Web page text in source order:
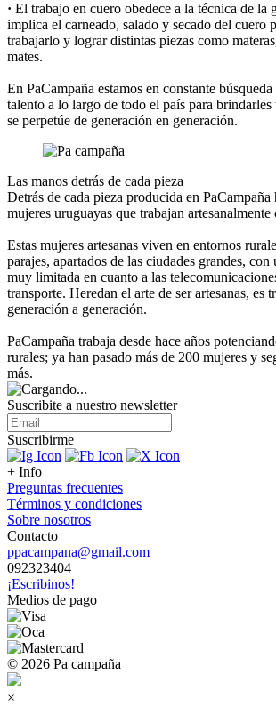
· El trabajo en cuero obedece a la técnica de la
implica el carneado, salado y secado del cuero
trabajarlo y lograr distintas piezas como
mates.
En PaCampaña estamos en constante búsqueda
talento a lo largo de todo el país para brindarles
se perpetúe de generación en generación.
Las manos detrás de cada pieza
Detrás de cada pieza producida en PaCampaña
mujeres uruguayas que trabajan artesanalmente
Estas mujeres artesanas viven en entornos
parajes, apartados de las ciudades grandes,
muy limitada en cuanto a las
transporte. Heredan el arte de ser artesanas, es
generación a generación.
PaCampaña trabaja desde hace años
rurales; ya han pasado más de 200 mujeres y
más.
Suscribite a nuestro newsletter
Suscribirme
+ Info
Preguntas frecuentes
Términos y condiciones
Sobre nosotros
Contacto
ppacampana@gmail.com
092323404
¡Escribinos!
Medios de pago
© 2026 Pa campaña
×